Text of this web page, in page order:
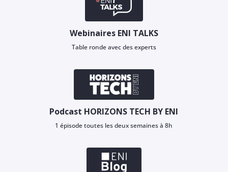
Webinaires ENI TALKS
Table ronde avec des experts
Podcast HORIZONS TECH BY ENI
1 épisode toutes les deux semaines à 8h